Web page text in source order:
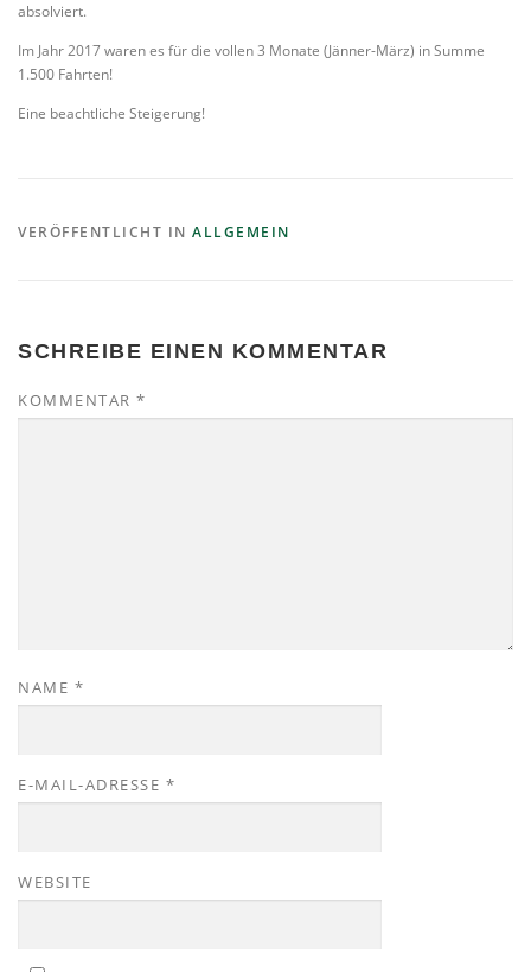
absolviert.
Im Jahr 2017 waren es für die vollen 3 Monate (Jänner-März) in Summe
1.500 Fahrten!
Eine beachtliche Steigerung!
VERÖFFENTLICHT IN ALLGEMEIN
SCHREIBE EINEN KOMMENTAR
KOMMENTAR *
NAME *
E-MAIL-ADRESSE *
WEBSITE